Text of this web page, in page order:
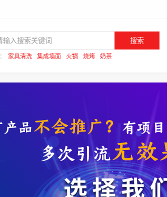
搜索
家具清洗 集成墙面 火锅 烧烤 奶茶